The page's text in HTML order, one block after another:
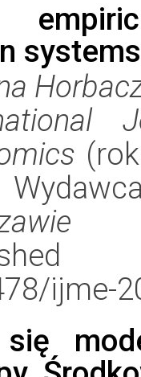
ijme-
się